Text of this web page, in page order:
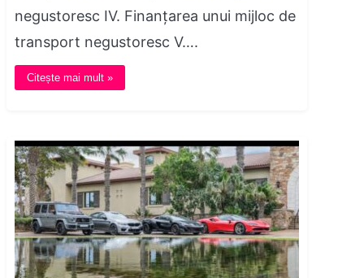
negustoresc IV. Finanțarea unui mijloc de
transport negustoresc V….
Citește mai mult »